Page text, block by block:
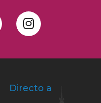
Directo a